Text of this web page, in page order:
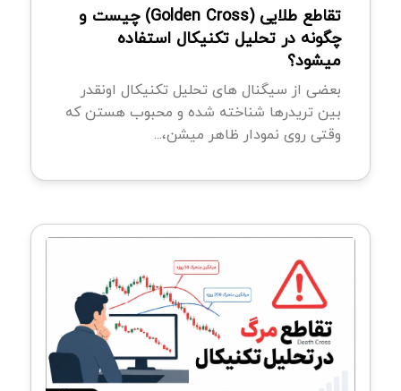
تقاطع طلایی (Golden Cross) چیست و
چگونه در تحلیل تکنیکال استفاده
میشود؟
بعضی از سیگنال های تحلیل تکنیکال اونقدر
بین تریدرها شناخته شده و محبوب هستن که
وقتی روی نمودار ظاهر میشن،...